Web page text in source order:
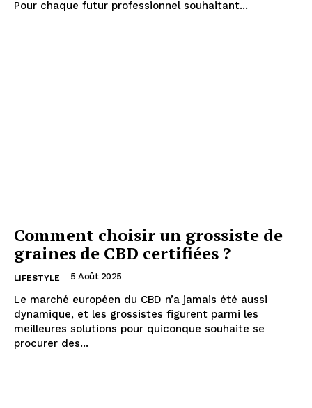
Pour chaque futur professionnel souhaitant...
Comment choisir un grossiste de
graines de CBD certifiées ?
LIFESTYLE 5 Août 2025
Le marché européen du CBD n’a jamais été aussi
dynamique, et les grossistes figurent parmi les
meilleures solutions pour quiconque souhaite se
procurer des...